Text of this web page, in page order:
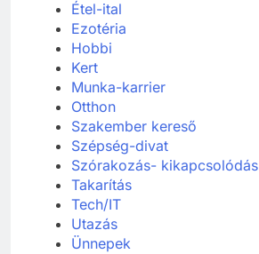
Étel-ital
Ezotéria
Hobbi
Kert
Munka-karrier
Otthon
Szakember kereső
Szépség-divat
Szórakozás- kikapcsolódás
Takarítás
Tech/IT
Utazás
Ünnepek